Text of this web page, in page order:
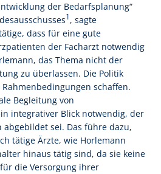
der Bedarfsplanung“
1, sagte
dass für eine gute
der Facharzt notwendig
das Thema nicht der
zu überlassen. Die Politik
schaffen.
Begleitung von
integrativer Blick notwendig, der
sei. Das führe dazu,
tätige Ärzte, wie Horlemann
hinaus tätig sind, da sie keine
die Versorgung ihrer